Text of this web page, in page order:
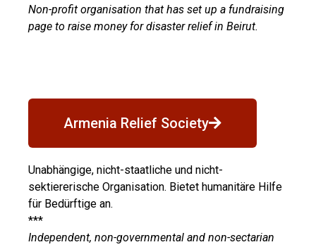
Non-profit organisation that has set up a fundraising
page to raise money for disaster relief in Beirut.
Armenia Relief Society
Unabhängige, nicht-staatliche und nicht-
sektiererische Organisation. Bietet humanitäre Hilfe
für Bedürftige an.
***
Independent, non-governmental and non-sectarian